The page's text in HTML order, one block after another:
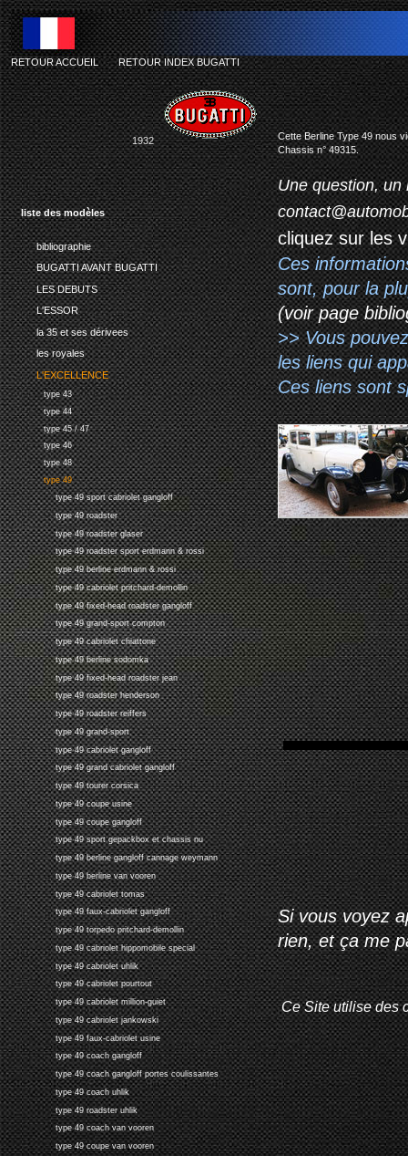
liste des modèles
bibliographie
BUGATTI AVANT BUGATTI
LES DEBUTS
L'ESSOR
la 35 et ses dérivees
les royales
L'EXCELLENCE
type 43
type 44
type 45 / 47
type 46
type 48
type 49
type 49 sport cabriolet gangloff
type 49 roadster
type 49 roadster glaser
type 49 roadster sport erdmann & rossi
type 49 berline erdmann & rossi
type 49 cabriolet pritchard-demollin
type 49 fixed-head roadster gangloff
type 49 grand-sport compton
type 49 cabriolet chiattone
type 49 berline sodomka
type 49 fixed-head roadster jean
type 49 roadster henderson
type 49 roadster reiffers
type 49 grand-sport
type 49 cabriolet gangloff
type 49 grand cabriolet gangloff
type 49 tourer corsica
type 49 coupe usine
type 49 coupe gangloff
type 49 sport gepackbox et chassis nu
type 49 berline gangloff cannage weymann
type 49 berline van vooren
type 49 cabriolet tomas
type 49 faux-cabriolet gangloff
type 49 torpedo pritchard-demollin
type 49 cabriolet hippomobile special
type 49 cabriolet uhlik
type 49 cabriolet pourtout
type 49 cabriolet million-guiet
type 49 cabriolet jankowski
type 49 faux-cabriolet usine
type 49 coach gangloff
type 49 coach gangloff portes coulissantes
type 49 coach uhlik
type 49 roadster uhlik
type 49 coach van vooren
type 49 coupe van vooren
RETOUR ACCUEIL-RETOUR INDEX BUGATTI
1932
Cette Berline Type 49 nous
Chassis n° 49315.
Une question, un
cliquez sur les
Ces
sont, pour la
(voir page
>> Vous
les liens qui
Ces liens sont
Si vous voyez
rien, et ça me
Ce Site utilise des